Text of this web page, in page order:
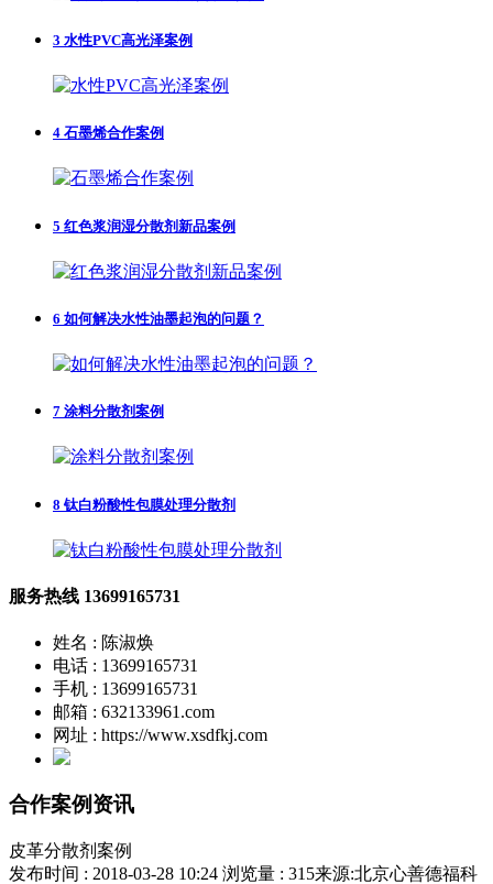
3 水性PVC高光泽案例
4 石墨烯合作案例
5 红色浆润湿分散剂新品案例
6 如何解决水性油墨起泡的问题？
7 涂料分散剂案例
8 钛白粉酸性包膜处理分散剂
服务热线 13699165731
姓名 : 陈淑焕
电话 : 13699165731
手机 : 13699165731
邮箱 : 632133961.com
网址 : https://www.xsdfkj.com
合作案例资讯
皮革分散剂案例
发布时间 : 2018-03-28 10:24 浏览量 : 315来源:北京心善德福科